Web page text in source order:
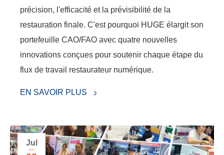
précision, l'efficacité et la prévisibilité de la
restauration finale. C'est pourquoi HUGE élargit son
portefeuille CAO/FAO avec quatre nouvelles
innovations conçues pour soutenir chaque étape du
flux de travail restaurateur numérique.
EN SAVOIR PLUS
Jul